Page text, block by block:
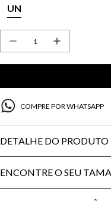
UN
COMPRE POR WHATSAPP
DETALHE DO PRODUTO
ENCONTRE O SEU